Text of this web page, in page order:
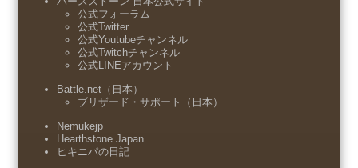
公式フォーラム
公式Twitter
公式Youtubeチャンネル
公式Twitchチャンネル
公式LINEアカウント
Battle.net（日本）
ブリザード・サポート（日本）
Nemukejp
Hearthstone Japan
ヒキニパの日記